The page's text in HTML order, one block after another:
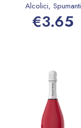
Alcolici, Spumanti
€3.65